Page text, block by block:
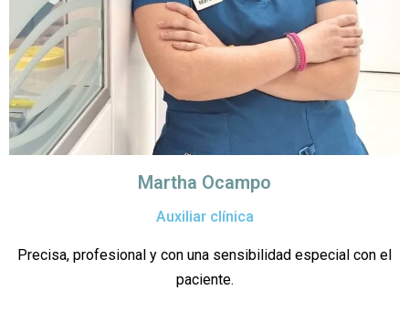
Martha Ocampo
Auxiliar clínica
Precisa, profesional y con una sensibilidad especial con el
paciente.